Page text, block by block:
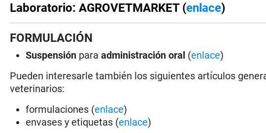
Laboratorio: AGROVETMARKET (enlace)
FORMULACIÓN
Suspensión paraadministración oral (enlace)
Pueden interesarle también los siguientes artículos
veterinarios:
formulaciones (enlace)
envases y etiquetas (enlace)